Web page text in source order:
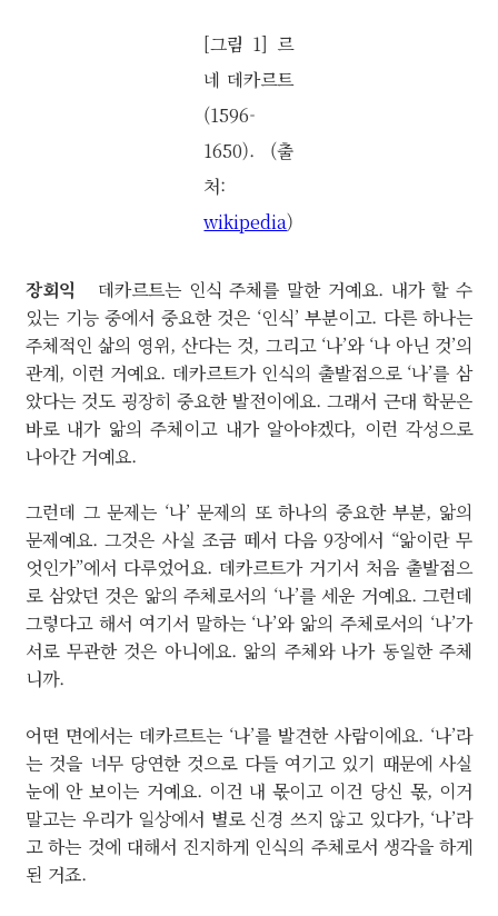
[그림 1] 르
네 데카르트
(1596-
1650). (출
처:
wikipedia)
장회익 데카르트는 인식 주체를 말한 거예요. 내가 할 수
있는 기능 중에서 중요한 것은 ‘인식’ 부분이고. 다른 하나는
주체적인 삶의 영위, 산다는 것, 그리고 ‘나’와 ‘나 아닌 것’의
관계, 이런 거예요. 데카르트가 인식의 출발점으로 ‘나’를 삼
았다는 것도 굉장히 중요한 발전이에요. 그래서 근대 학문은
바로 내가 앎의 주체이고 내가 알아야겠다, 이런 각성으로
나아간 거예요.
그런데 그 문제는 ‘나’ 문제의 또 하나의 중요한 부분, 앎의
문제예요. 그것은 사실 조금 떼서 다음 9장에서 “앎이란 무
엇인가”에서 다루었어요. 데카르트가 거기서 처음 출발점으
로 삼았던 것은 앎의 주체로서의 ‘나’를 세운 거예요. 그런데
그렇다고 해서 여기서 말하는 ‘나’와 앎의 주체로서의 ‘나’가
서로 무관한 것은 아니에요. 앎의 주체와 나가 동일한 주체
니까.
어떤 면에서는 데카르트는 ‘나’를 발견한 사람이에요. ‘나’라
는 것을 너무 당연한 것으로 다들 여기고 있기 때문에 사실
눈에 안 보이는 거예요. 이건 내 몫이고 이건 당신 몫, 이거
말고는 우리가 일상에서 별로 신경 쓰지 않고 있다가, ‘나’라
고 하는 것에 대해서 진지하게 인식의 주체로서 생각을 하게
된 거죠.